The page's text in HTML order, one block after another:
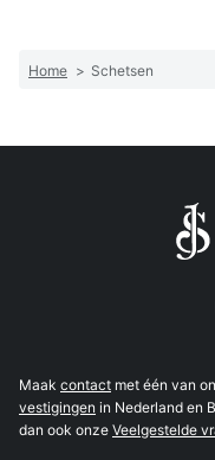
Home > Schetsen
Maak contact met één van
vestigingen in Nederland en
dan ook onze Veelgestelde